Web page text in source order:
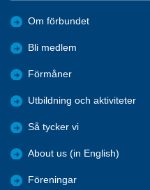
Om förbundet
Bli medlem
Förmåner
Utbildning och aktiviteter
Så tycker vi
About us (in English)
Föreningar